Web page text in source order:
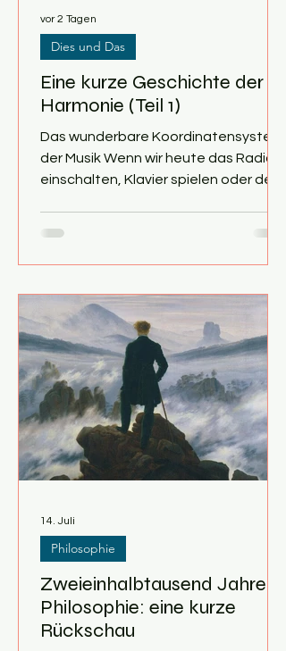
Eine kurze Geschichte der
Harmonie (Teil 1)
Das wunderbare Koordinatensystem
der Musik Wenn wir heute das Radio
einschalten, Klavier spielen oder den
Die Musik, die wir hören, beruhigt uns
eine fröhliche oder melancholische
Stimmung. Um zu verstehen, wie
dieses System mit der Zeit
entstanden ist, aber auch, was Musik
mit uns macht, müssen wir in so
unterschiedliche Bereiche wie
Dies und Das
vor 2 Tagen
Zweieinhalbtausend Jahre
Philosophie: eine kurze
Rückschau
Philosophie
14. Juli